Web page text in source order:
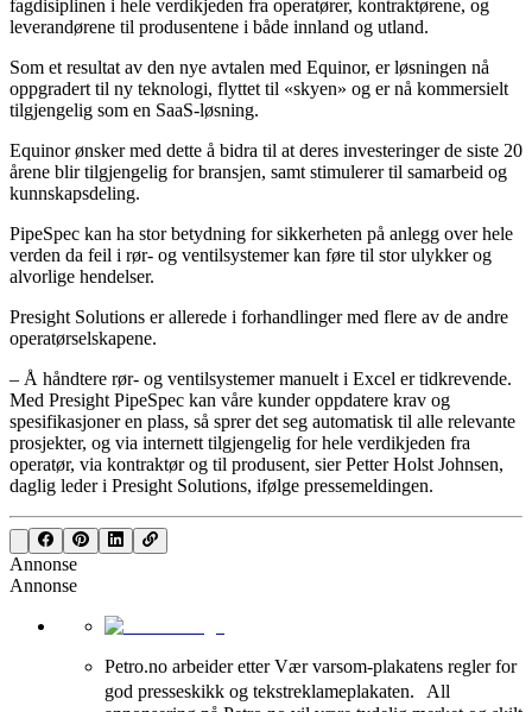
fagdisiplinen i hele verdikjeden fra operatører, kontraktørene, og
leverandørene til produsentene i både innland og utland.
Som et resultat av den nye avtalen med Equinor, er løsningen nå
oppgradert til ny teknologi, flyttet til «skyen» og er nå kommersielt
tilgjengelig som en SaaS-løsning.
Equinor ønsker med dette å bidra til at deres investeringer de siste 20
årene blir tilgjengelig for bransjen, samt stimulerer til samarbeid og
kunnskapsdeling.
PipeSpec kan ha stor betydning for sikkerheten på anlegg over hele
verden da feil i rør- og ventilsystemer kan føre til stor ulykker og
alvorlige hendelser.
Presight Solutions er allerede i forhandlinger med flere av de andre
operatørselskapene.
– Å håndtere rør- og ventilsystemer manuelt i Excel er tidkrevende.
Med Presight PipeSpec kan våre kunder oppdatere krav og
spesifikasjoner en plass, så sprer det seg automatisk til alle relevante
prosjekter, og via internett tilgjengelig for hele verdikjeden fra
operatør, via kontraktør og til produsent, sier Petter Holst Johnsen,
daglig leder i Presight Solutions, ifølge pressemeldingen.
Annonse
Annonse
Petro.no arbeider etter Vær varsom-plakatens regler for
god presseskikk og tekstreklameplakaten. All